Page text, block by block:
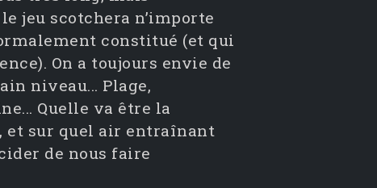
jeu scotchera n’importe
constitué (et qui
On a toujours envie de
niveau... Plage,
Quelle va être la
, et sur quel air entraînant
de nous faire